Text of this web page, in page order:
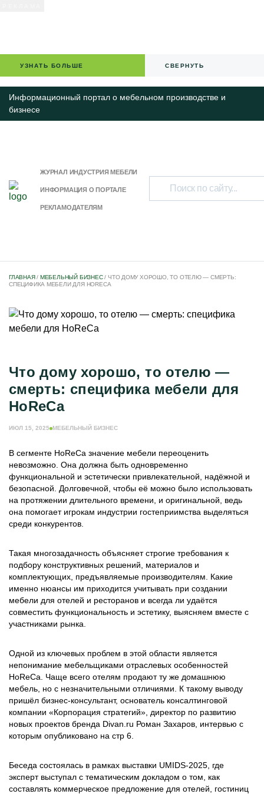
УЗНАТЬ БОЛЬШЕ СВЕРНУТЬ
Информационный портал о мебельном производстве и
бизнесе
ЖУРНАЛ ИНДУСТРИЯ МЕБЕЛИ
ИНФОРМАЦИЯ О ПОРТАЛЕ
РЕКЛАМОДАТЕЛЯМ
ГЛАВНАЯ/ МЕБЕЛЬНЫЙ БИЗНЕС/ ЧТО ДОМУ ХОРОШО, ТО ОТЕЛЮ — СМЕРТЬ:
СПЕЦИФИКА МЕБЕЛИ ДЛЯ HORECA
Что дому хорошо, то отелю —
смерть: специфика мебели для
HoReCa
ИЮЛ 15, 2025 МЕБЕЛЬНЫЙ БИЗНЕС
В сегменте HoReCa значение мебели переоценить
невозможно. Она должна быть одновременно
функциональной и эстетически привлекательной, надёжной и
безопасной. Долговечной, чтобы её можно было использовать
на протяжении длительного времени, и оригинальной, ведь
она помогает игрокам индустрии гостеприимства выделяться
среди конкурентов.
Такая многозадачность объясняет строгие требования к
подбору конструктивных решений, материалов и
комплектующих, предъявляемые производителям. Какие
именно нюансы им приходится учитывать при создании
мебели для отелей и ресторанов и всегда ли удаётся
совместить функциональность и эстетику, выясняем вместе с
участниками рынка.
Одной из ключевых проблем в этой области является
непонимание мебельщиками отраслевых особенностей
HoReCa. Чаще всего отелям продают ту же домашнюю
мебель, но с незначительными отличиями. К такому выводу
пришёл бизнес-консультант, основатель консалтинговой
компании «Корпорация стратегий», директор по развитию
новых проектов бренда Divan.ru Роман Захаров, интервью с
которым опубликовано на стр 6.
Беседа состоялась в рамках выставки UMIDS-2025, где
эксперт выступал с тематическим докладом о том, как
составлять коммерческое предложение для отелей, гостиниц